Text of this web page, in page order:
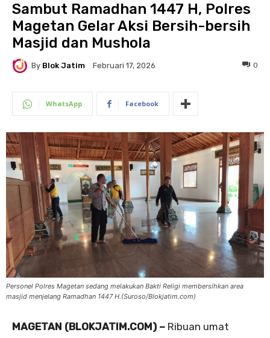
Sambut Ramadhan 1447 H, Polres
Magetan Gelar Aksi Bersih-bersih
Masjid dan Mushola
By Blok Jatim Februari 17, 2026 0
WhatsApp Facebook
Personel Polres Magetan sedang melakukan Bakti Religi membersihkan area
masjid menjelang Ramadhan 1447 H.(Suroso/Blokjatim.com)
MAGETAN (BLOKJATIM.COM) – Ribuan umat